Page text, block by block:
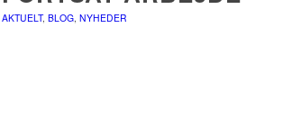
AKTUELT, BLOG NYHEDER